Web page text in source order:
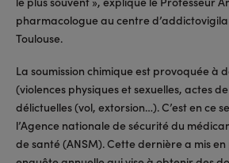
pharmacologue au centre
Toulouse.
La soumission chimique est provoquée à
(violences physiques et sexuelles, actes
délictuelles (vol, extorsion…). C’est en ce
l’Agence nationale de sécurité du
de santé (ANSM). Cette dernière a mis en